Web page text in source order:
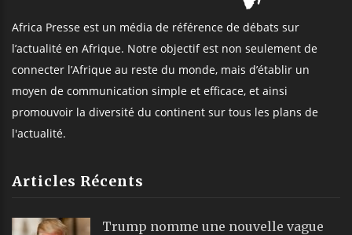
Africa Presse est un média de référence de débats sur
l’actualité en Afrique. Notre objectif est non seulement de
connecter l’Afrique au reste du monde, mais d’établir un
moyen de communication simple et efficace, et ainsi
promouvoir la diversité du continent sur tous les plans de
l'actualité.
Articles Récents
Trump nomme une nouvelle vague